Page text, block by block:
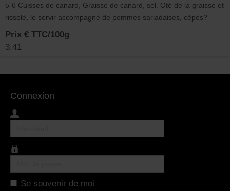
5-6 Cuisses de canard, Graisse de canard, sel. Oté de la graisse et
rissolé, le servir accompagné de pommes sarladaises, cèpes?
Prix € TTC/100g
3.41
Connexion
de
passeSe souvenir de moi